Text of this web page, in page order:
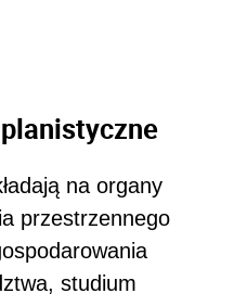
na organy
przestrzennego
studium